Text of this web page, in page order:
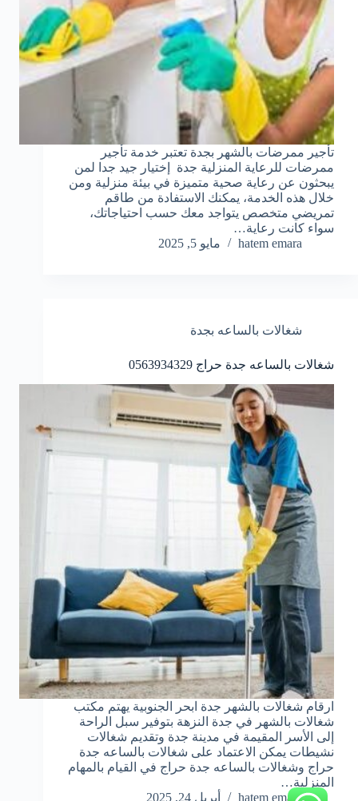
تأجير ممرضات بالشهر بجدة تعتبر خدمة تأجير
ممرضات للرعاية المنزلية جدة إختيار جيد جدا لمن
يبحثون عن رعاية صحية متميزة في بيئة منزلية ومن
خلال هذه الخدمة، يمكنك الاستفادة من طاقم
تمريضي متخصص يتواجد معك حسب احتياجاتك،
سواء كانت رعاية…
hatem emara
مايو 5, 2025
شغالات بالساعه بجدة
شغالات بالساعه جدة حراج 0563934329
ارقام شغالات بالشهر جدة ابحر الجنوبية يهتم مكتب
شغالات بالشهر في جدة النزهة بتوفير سبل الراحة
إلى الأسر المقيمة في مدينة جدة وتقديم شغالات
نشيطات يمكن الاعتماد على شغالات بالساعه جدة
حراج وشغالات بالساعه جدة حراج في القيام بالمهام
المنزلية…
hatem emara
أبريل 24, 2025